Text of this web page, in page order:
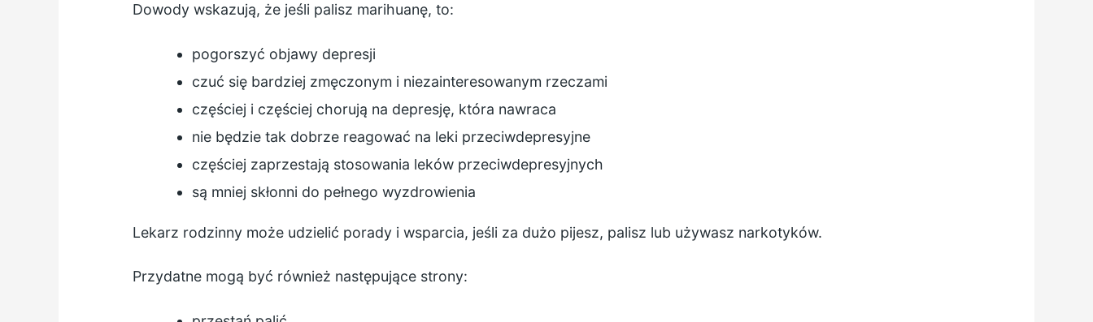
Dowody wskazują, że jeśli palisz marihuanę, to:
pogorszyć objawy depresji
czuć się bardziej zmęczonym i niezainteresowanym rzeczami
częściej i częściej chorują na depresję, która nawraca
nie będzie tak dobrze reagować na leki przeciwdepresyjne
częściej zaprzestają stosowania leków przeciwdepresyjnych
są mniej skłonni do pełnego wyzdrowienia
Lekarz rodzinny może udzielić porady i wsparcia, jeśli za dużo pijesz, palisz lub używasz narkotyków.
Przydatne mogą być również następujące strony: